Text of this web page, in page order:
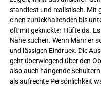
standfest und realistisch. Mit
einen zurückhaltenden bis
oft mit geknickter Hüfte da.
Nähe suchen. Wenn Männer
und lässigen Eindruck. Die
geht überwiegend über den
also auch hängende
als aufrechte Persönlichkeit